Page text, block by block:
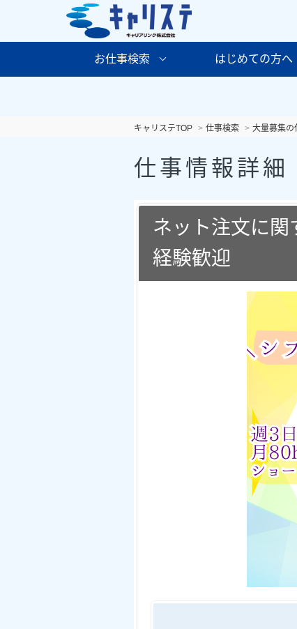
お仕事検索 はじめての方へ
キャリステTOP 仕事検索 大量募集の
仕事情報詳細
ネット注文に
経験歓迎